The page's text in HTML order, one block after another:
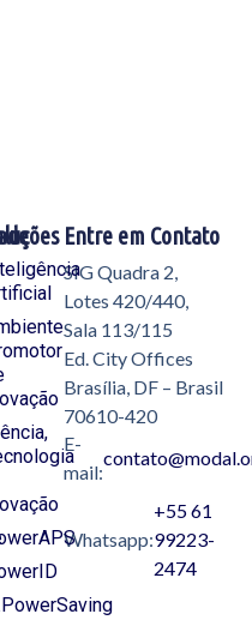
Entre em Contato
SIG Quadra 2,
Lotes 420/440,
Sala 113/115
Ed. City Offices
Brasília, DF – Brasil
70610-420
E-
mail:
Whatsapp:
+55 61
99223-
2474